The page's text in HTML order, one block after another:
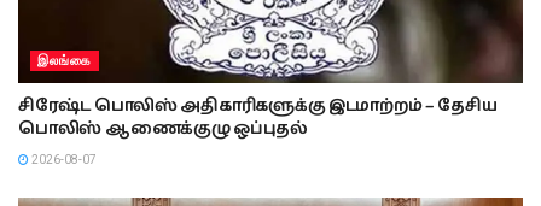
இலங்கை
சிரேஷ்ட பொலிஸ் அதிகாரிகளுக்கு இடமாற்றம் – தேசிய
பொலிஸ் ஆணைக்குழு ஒப்புதல்
2026-08-07